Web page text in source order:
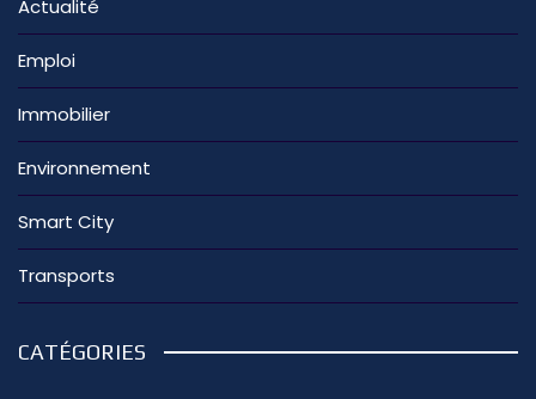
Actualité
Emploi
Immobilier
Environnement
Smart City
Transports
CATÉGORIES